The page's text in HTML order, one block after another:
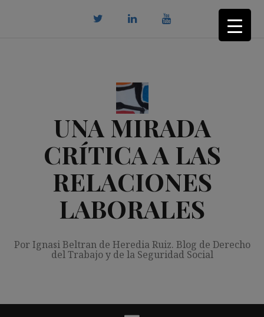
UNA MIRADA
CRÍTICA A LAS
RELACIONES
LABORALES
Por Ignasi Beltran de Heredia Ruiz. Blog de Derecho
del Trabajo y de la Seguridad Social